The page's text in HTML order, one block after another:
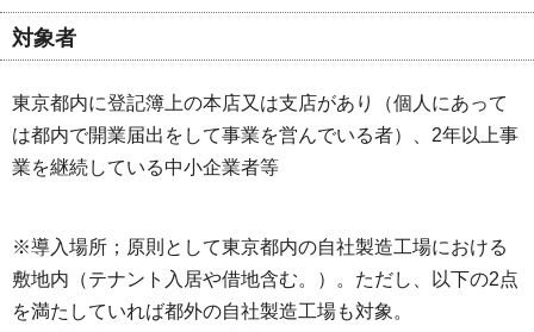
対象者
東京都内に登記簿上の本店又は支店があり（個人にあって
は都内で開業届出をして事業を営んでいる者）、2年以上事
業を継続している中小企業者等
※導入場所；原則として東京都内の自社製造工場における
敷地内（テナント入居や借地含む。）。ただし、以下の2点
を満たしていれば都外の自社製造工場も対象。